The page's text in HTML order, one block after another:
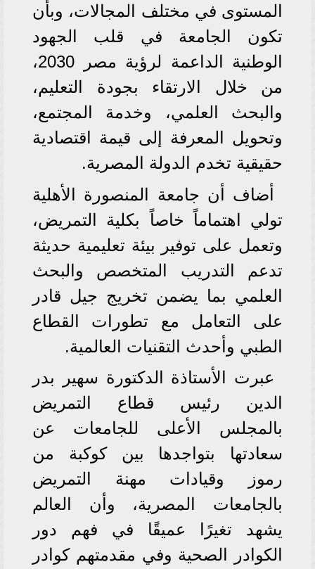
المستوى في مختلف المجالات، وبأن
تكون الجامعة في قلب الجهود
الوطنية الداعمة لرؤية مصر 2030،
من خلال الارتقاء بجودة التعليم،
والبحث العلمي، وخدمة المجتمع،
وتحويل المعرفة إلى قيمة اقتصادية
حقيقية تخدم الدولة المصرية.
أضاف أن جامعة المنصورة الأهلية
تولي اهتماماً خاصاً بكلية التمريض،
وتعمل على توفير بيئة تعليمية حديثة
تدعم التدريب المتخصص والبحث
العلمي بما يضمن تخريج جيل قادر
على التعامل مع تطورات القطاع
الطبي وأحدث التقنيات العالمية.
عبرت الأستاذة الدكتورة سهير بدر
الدين رئيس قطاع التمريض
بالمجلس الأعلى للجامعات عن
سعادتها بتواجدها بين كوكبة من
رموز وقيادات مهنة التمريض
بالجامعات المصرية، وأن العالم
يشهد تغيرًا عميقًا في فهم دور
الكوادر الصحية وفي مقدمتهم كوادر